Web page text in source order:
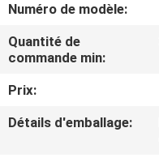
VISITE
CONTRÔLE
Numéro de modèle:
Quantité de
commande min:
Prix:
Détails d'emballage: